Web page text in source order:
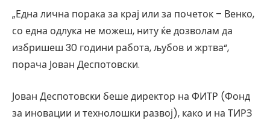
„Една лична порака за крај или за почеток – Венко,
со една одлука не можеш, ниту ќе дозволам да
избришеш 30 години работа, љубов и жртва“,
порача Јован Деспотовски.
Јован Деспотовски беше директор на ФИТР (Фонд
за иновации и технолошки развој), како и на ТИРЗ